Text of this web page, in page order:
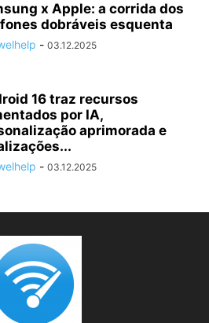
x Apple: a corrida dos
dobráveis esquenta
- 03.12.2025
16 traz recursos
por IA,
aprimorada e
- 03.12.2025